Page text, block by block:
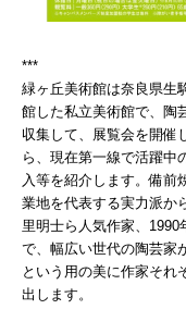
***
緑ヶ丘美術館は奈良県生
館した私立美術館で、陶
収集して、展覧会を開催
ら、現在第一線で活躍中
入等を紹介します。備前
業地を代表する実力派か
里明士ら人気作家、1990
で、幅広い世代の陶芸家
という用の美に作家それ
出します。